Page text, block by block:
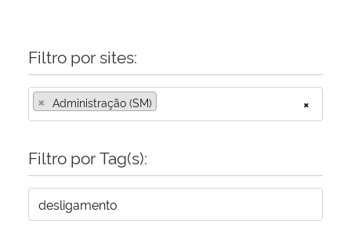
Controladoria-Geral da União
Ministério da Mulher, da Família e dos Direitos Humanos
Secretaria de Governo
Filtro por sites:
×
× Administração (SM)
Filtro por Tag(s):